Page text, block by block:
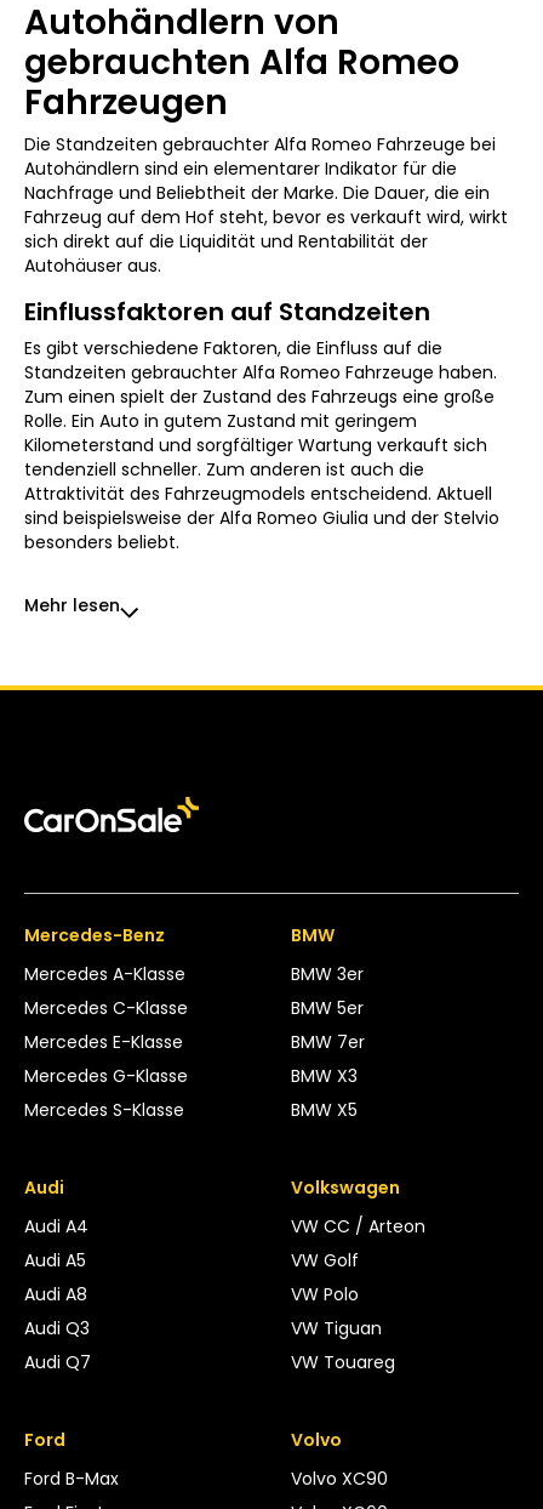
Autohändlern von
gebrauchten Alfa Romeo
Fahrzeugen
Die Standzeiten gebrauchter Alfa Romeo Fahrzeuge bei
Autohändlern sind ein elementarer Indikator für die
Nachfrage und Beliebtheit der Marke. Die Dauer, die ein
Fahrzeug auf dem Hof steht, bevor es verkauft wird, wirkt
sich direkt auf die Liquidität und Rentabilität der
Autohäuser aus.
Einflussfaktoren auf Standzeiten
Es gibt verschiedene Faktoren, die Einfluss auf die
Standzeiten gebrauchter Alfa Romeo Fahrzeuge haben.
Zum einen spielt der Zustand des Fahrzeugs eine große
Rolle. Ein Auto in gutem Zustand mit geringem
Kilometerstand und sorgfältiger Wartung verkauft sich
tendenziell schneller. Zum anderen ist auch die
Attraktivität des Fahrzeugmodels entscheidend. Aktuell
sind beispielsweise der Alfa Romeo Giulia und der Stelvio
besonders beliebt.
Mehr lesen
Mercedes-Benz
Mercedes A-Klasse
Mercedes C-Klasse
Mercedes E-Klasse
Mercedes G-Klasse
Mercedes S-Klasse
BMW
BMW 3er
BMW 5er
BMW 7er
BMW X3
BMW X5
Audi
Audi A4
Audi A5
Audi A8
Audi Q3
Audi Q7
Volkswagen
VW CC / Arteon
VW Golf
VW Polo
VW Tiguan
VW Touareg
Ford
Ford B-Max
Volvo
Volvo XC90